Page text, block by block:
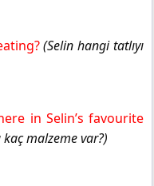
(Selin hangi tatlıyı
in Selin’s favourite
kaç malzeme var?)